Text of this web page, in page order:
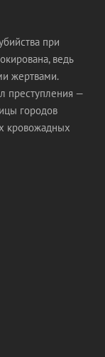
при
ведь
жертвами.
преступления —
городов
кровожадных